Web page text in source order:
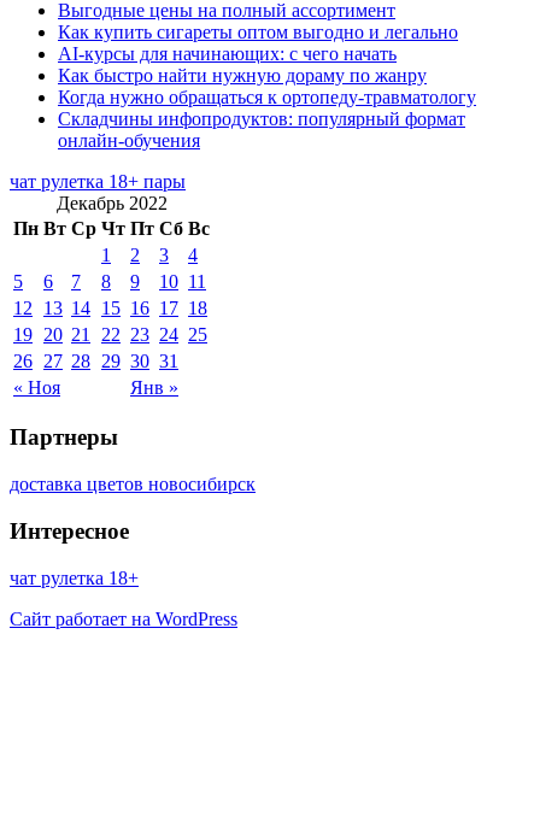
Выгодные цены на полный ассортимент
Как купить сигареты оптом выгодно и легально
AI-курсы для начинающих: с чего начать
Как быстро найти нужную дораму по жанру
Когда нужно обращаться к ортопеду-травматологу
Складчины инфопродуктов: популярный формат
онлайн-обучения
чат рулетка 18+ пары
Декабрь 2022
Пн Вт Ср Чт Пт Сб Вс
« Ноя Янв »
1 2 3
4
5
6 7 8 9 10 11
12
13 14 15 16 17 18
19 20 21 22 23 24 25
26 27 28 29 30 31
Партнеры
доставка цветов новосибирск
Интересное
чат рулетка 18+
Сайт работает на WordPress